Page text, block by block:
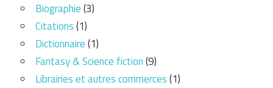
Biographie(3)
Citations(1)
Dictionnaire(1)
Fantasy & Science fiction(9)
Librairies et autres commerces(1)